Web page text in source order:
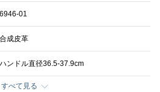
6946-01
合成皮革
ハンドル直径36.5-37.9cm
すべて見る